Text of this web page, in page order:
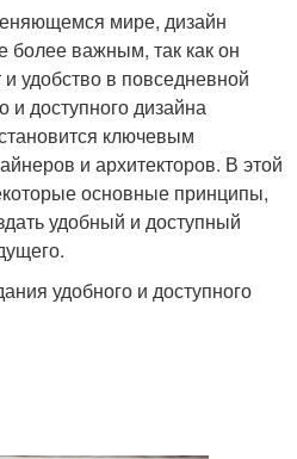
мире, дизайн
более важным, так как он
удобство в повседневной
и доступного дизайна
ключевым
и архитекторов. В этой
основные принципы,
удобный и доступный
удобного и доступного